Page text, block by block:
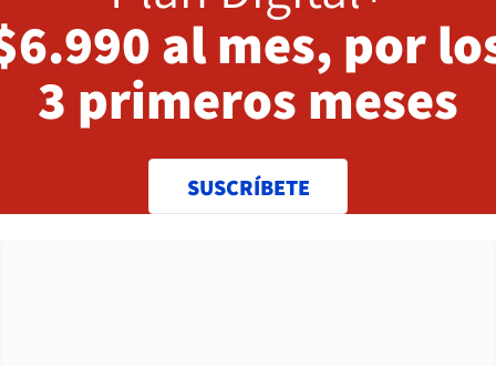
al mes, por
3 primeros meses
SUSCRÍBETE